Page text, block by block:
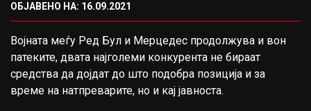
ОБЈАВЕНО НА: 16.09.2021
Војната меѓу Ред Бул и Мерцедес продолжува и вон
патеките, двата најголеми конкурента не бираат
средства да дојдат до што подобра позиција и за
време на натпреварите, но и кај јавноста.